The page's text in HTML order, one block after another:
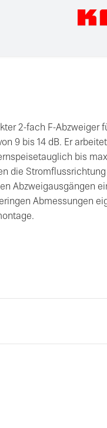
2-fach F-Abzweiger
9 bis 14 dB. Er
bis
die
Abzweigausgängen
Abmessungen